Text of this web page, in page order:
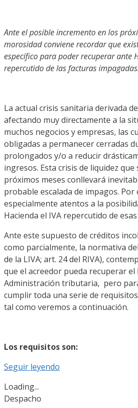
Ante el posible incremento en los
morosidad conviene recordar que
específico para poder recuperar ante
repercutido de las facturas
La actual crisis sanitaria derivada
afectando muy directamente a la
muchos negocios y empresas, las
obligadas a permanecer cerradas
prolongados y/o a reducir
ingresos. Esta crisis de liquidez que
próximos meses conllevará
probable escalada de impagos.
especialmente atentos a la
Hacienda el IVA repercutido de
Ante este supuesto de créditos
como parcialmente, la normativa
de la LIVA; art. 24 del RIVA),
que el acreedor pueda recuperar el
Administración tributaria, pero
cumplir toda una serie de
tal como veremos a continuación.
Los requisitos son:
Seguir leyendo
Loading...
Despacho